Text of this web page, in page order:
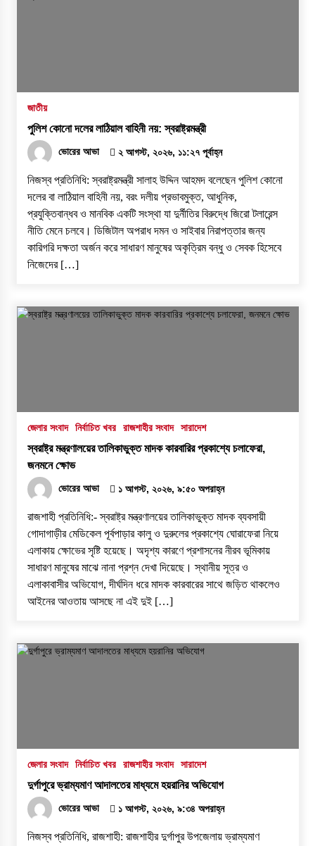
জাতীয়
পুলিশ কোনো দলের লাঠিয়াল বাহিনী নয়: স্বরাষ্ট্রমন্ত্রী
ভোরের আভা ২ আগস্ট, ২০২৬, ১১:২৭ পূর্বাহ্ন
নিজস্ব প্রতিনিধি: স্বরাষ্ট্রমন্ত্রী সালাহ উদ্দিন আহমদ বলেছেন পুলিশ কোনো
দলের বা লাঠিয়াল বাহিনী নয়, বরং দলীয় প্রভাবমুক্ত, আধুনিক,
প্রযুক্তিবান্ধব ও মানবিক একটি সংস্থা যা দুর্নীতির বিরুদ্ধে জিরো টলারেন্স
নীতি মেনে চলবে। ডিজিটাল অপরাধ দমন ও সাইবার নিরাপত্তার জন্য
কারিগরি দক্ষতা অর্জন করে সাধারণ মানুষের অকৃত্রিম বন্ধু ও সেবক হিসেবে
নিজেদের […]
জেলার সংবাদ নির্বাচিত খবর রাজশাহীর সংবাদ সারাদেশ
স্বরাষ্ট্র মন্ত্রণালয়ের তালিকাভুক্ত মাদক কারবারির প্রকাশ্যে চলাফেরা,
জনমনে ক্ষোভ
ভোরের আভা ১ আগস্ট, ২০২৬, ৯:৫০ অপরাহ্ন
রাজশাহী প্রতিনিধি:- স্বরাষ্ট্র মন্ত্রণালয়ের তালিকাভুক্ত মাদক ব্যবসায়ী
গোদাগাড়ীর মেডিকেল পূর্বপাড়ার কালু ও দুরুলের প্রকাশ্যে ঘোরাফেরা নিয়ে
এলাকায় ক্ষোভের সৃষ্টি হয়েছে। অদৃশ্য কারণে প্রশাসনের নীরব ভূমিকায়
সাধারণ মানুষের মাঝে নানা প্রশ্ন দেখা দিয়েছে। স্থানীয় সূত্র ও
এলাকাবাসীর অভিযোগ, দীর্ঘদিন ধরে মাদক কারবারের সাথে জড়িত থাকলেও
আইনের আওতায় আসছে না এই দুই […]
জেলার সংবাদ নির্বাচিত খবর রাজশাহীর সংবাদ সারাদেশ
দুর্গাপুরে ভ্রাম্যমাণ আদালতের মাধ্যমে হয়রানির অভিযোগ
ভোরের আভা ১ আগস্ট, ২০২৬, ৯:৩৪ অপরাহ্ন
নিজস্ব প্রতিনিধি, রাজশাহী: রাজশাহীর দুর্গাপুর উপজেলায় ভ্রাম্যমাণ